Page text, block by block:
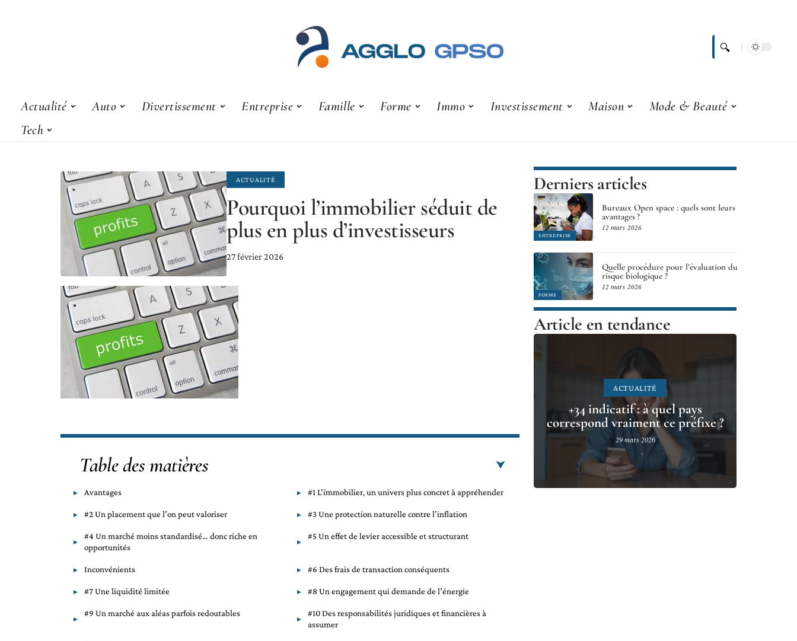
Actualité Auto Divertissement Entreprise Famille Forme Immo Investissement Maison
Mode & Beauté
Tech
ACTUALITÉ
Pourquoi l’immobilier séduit de
plus en plus d’investisseurs
27 février 2026
Table des matières
Avantages #1 L’immobilier, un univers plus concret à appréhender
#2 Un placement que l’on peut valoriser #3 Une protection naturelle contre l’inflation
#4 Un marché moins standardisé… donc riche en
opportunités
#5 Un effet de levier accessible et structurant
Inconvénients #6 Des frais de transaction conséquents
#7 Une liquidité limitée #8 Un engagement qui demande de l’énergie
#9 Un marché aux aléas parfois redoutables
#10 Des responsabilités juridiques et financières à
assumer
Derniers articles
ENTREPRISE
Bureaux Open space : quels sont leurs
avantages ?
12 mars 2026
FORME
Quelle procédure pour l’évaluation du
risque biologique ?
12 mars 2026
Article en tendance
ACTUALITÉ
+34 indicatif : à quel pays
correspond vraiment ce préfixe ?
29 mars 2026